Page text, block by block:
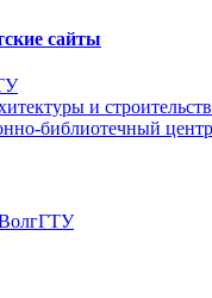
сайты
и
библиотечный центр